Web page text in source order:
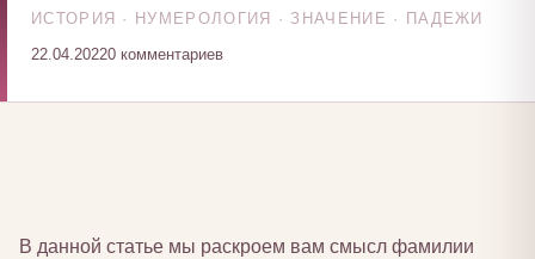
ИСТОРИЯ · НУМЕРОЛОГИЯ · ЗНАЧЕНИЕ · ПАДЕЖИ
22.04.20220 комментариев
В данной статье мы раскроем вам смысл фамилии